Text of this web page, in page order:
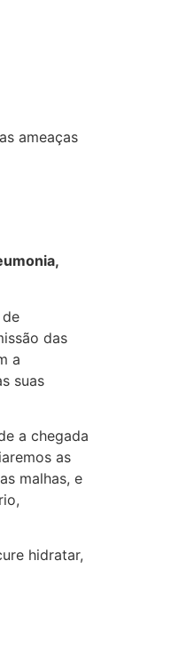
ameaças
das
a
suas
a chegada
as
malhas, e
hidratar,